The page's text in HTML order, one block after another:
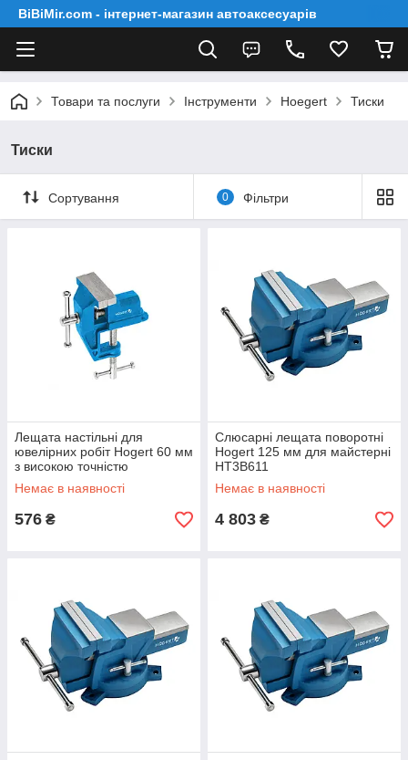
BiBiMir.com - інтернет-магазин автоаксесуарів
Товари та послуги Інструменти Hoegert Тиски
Тиски
Сортування 0 Фільтри
Лещата настільні для
ювелірних робіт Hogert 60 мм
з високою точністю
(HT3B609)
Немає в наявності
576 ₴
Слюсарні лещата поворотні
Hogert 125 мм для майстерні
HT3B611
Немає в наявності
4 803 ₴